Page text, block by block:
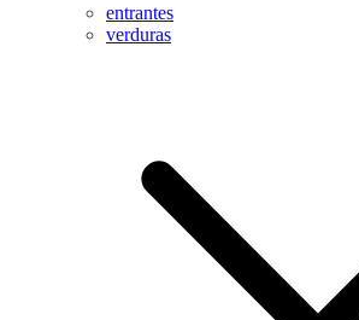
entrantes
verduras